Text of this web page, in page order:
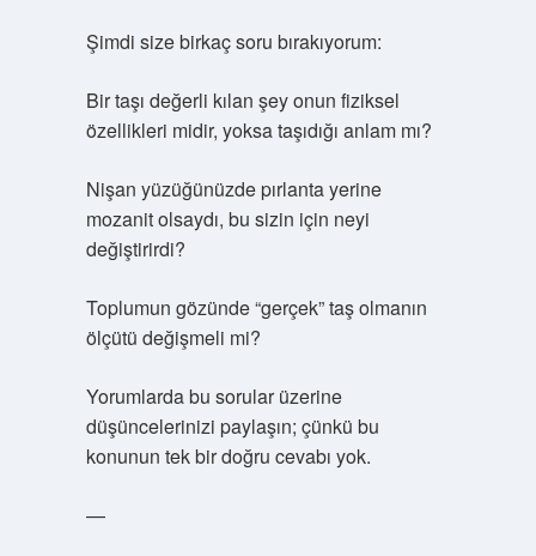
Şimdi size birkaç soru bırakıyorum:
Bir taşı değerli kılan şey onun fiziksel
özellikleri midir, yoksa taşıdığı anlam mı?
Nişan yüzüğünüzde pırlanta yerine
mozanit olsaydı, bu sizin için neyi
değiştirirdi?
Toplumun gözünde “gerçek” taş olmanın
ölçütü değişmeli mi?
Yorumlarda bu sorular üzerine
düşüncelerinizi paylaşın; çünkü bu
konunun tek bir doğru cevabı yok.
—